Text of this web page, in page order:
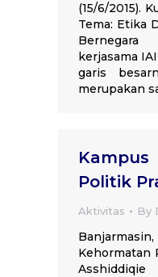
(15/6/2015).
Tema: Etika
Bernegara
kerjasama
garis
merupakan
Kampus
Politik
Aktivitas By
Kehormatan
Asshiddiqie